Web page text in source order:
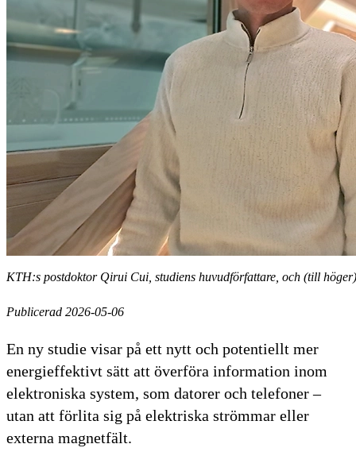
KTH:s postdoktor Qirui Cui, studiens huvudförfattare, och (till
Publicerad 2026-05-06
En ny studie visar på ett nytt och potentiellt mer
energieffektivt sätt att överföra information inom
elektroniska system, som datorer och telefoner –
utan att förlita sig på elektriska strömmar eller
externa magnetfält.